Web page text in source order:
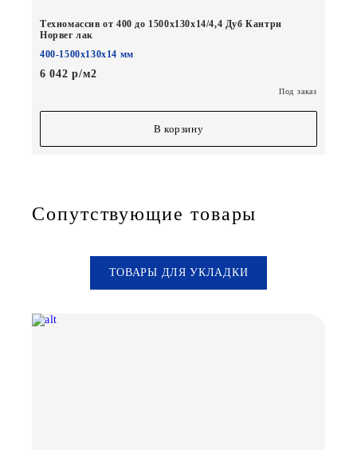
Техномассив от 400 до 1500х130х14/4,4 Дуб Кантри
Норвег лак
400-1500х130х14 мм
6 042 р/м2
Под заказ
В корзину
Сопутствующие товары
ТОВАРЫ ДЛЯ УКЛАДКИ